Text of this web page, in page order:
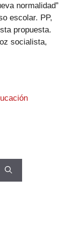
normalidad”
escolar. PP,
propuesta.
socialista,